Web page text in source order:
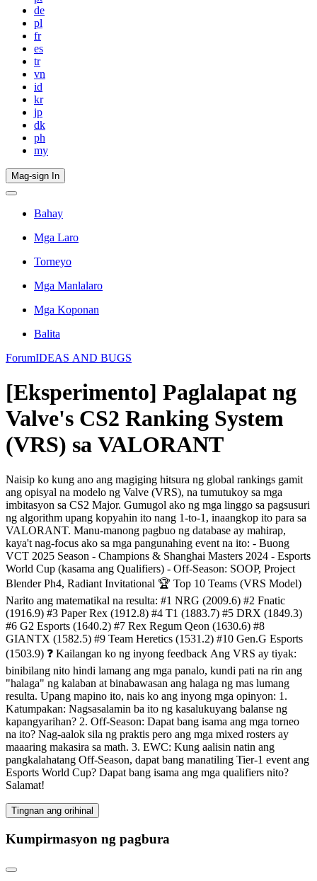
de
pl
fr
es
tr
vn
id
kr
jp
dk
ph
my
Mag-sign In
Bahay
Mga Laro
Torneyo
Mga Manlalaro
Mga Koponan
Balita
ForumIDEAS AND BUGS
[Eksperimento] Paglalapat ng
Valve's CS2 Ranking System
(VRS) sa VALORANT
Naisip ko kung ano ang magiging hitsura ng global rankings gamit
ang opisyal na modelo ng Valve (VRS), na tumutukoy sa mga
imbitasyon sa CS2 Major. Gumugol ako ng mga linggo sa pagsusuri
ng algorithm upang kopyahin ito nang 1-to-1, inaangkop ito para sa
VALORANT. Manu-manong pagbuo ng database ay mahirap,
kaya't nag-focus ako sa mga pangunahing event na ito: - Buong
VCT 2025 Season - Champions & Shanghai Masters 2024 - Esports
World Cup (kasama ang Qualifiers) - Off-Season: SOOP, Project
Blender Ph4, Radiant Invitational 🏆 Top 10 Teams (VRS Model)
Narito ang matematikal na resulta: #1 NRG (2009.6) #2 Fnatic
(1916.9) #3 Paper Rex (1912.8) #4 T1 (1883.7) #5 DRX (1849.3)
#6 G2 Esports (1640.2) #7 Rex Regum Qeon (1630.6) #8
GIANTX (1582.5) #9 Team Heretics (1531.2) #10 Gen.G Esports
(1503.9) ❓ Kailangan ko ng inyong feedback Ang VRS ay tiyak:
binibilang nito hindi lamang ang mga panalo, kundi pati na rin ang
"halaga" ng kalaban at binabawasan ang halaga ng mas lumang
resulta. Upang mapino ito, nais ko ang inyong mga opinyon: 1.
Katumpakan: Nagsasalamin ba ito ng kasalukuyang balanse ng
kapangyarihan? 2. Off-Season: Dapat bang isama ang mga torneo
na ito? Nag-aalok sila ng praktis pero ang mga mixed rosters ay
maaaring makasira sa math. 3. EWC: Kung aalisin natin ang
pangkalahatang Off-Season, dapat bang manatiling Tier-1 event ang
Esports World Cup? Dapat bang isama ang mga qualifiers nito?
Salamat!
Tingnan ang orihinal
Kumpirmasyon ng pagbura